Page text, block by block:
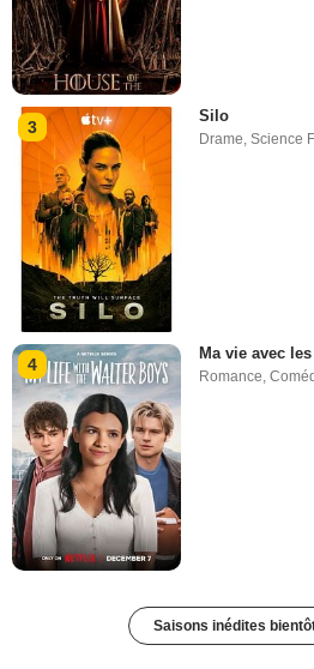
3
Silo
Drame,Science
4
Ma vie avec
Romance,
Saisons inédites